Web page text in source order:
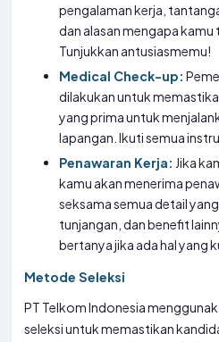
pengalaman kerja,
dan alasan mengapa kamu
Tunjukkan antusiasmemu!
Medical Check-up:
dilakukan untuk
yang prima untuk
lapangan. Ikuti semua
Penawaran Kerja: Jika
kamu akan menerima
seksama semua detail
tunjangan, dan benefit
bertanya jika ada hal yang
Metode Seleksi
PT Telkom Indonesia
seleksi untuk memastikan